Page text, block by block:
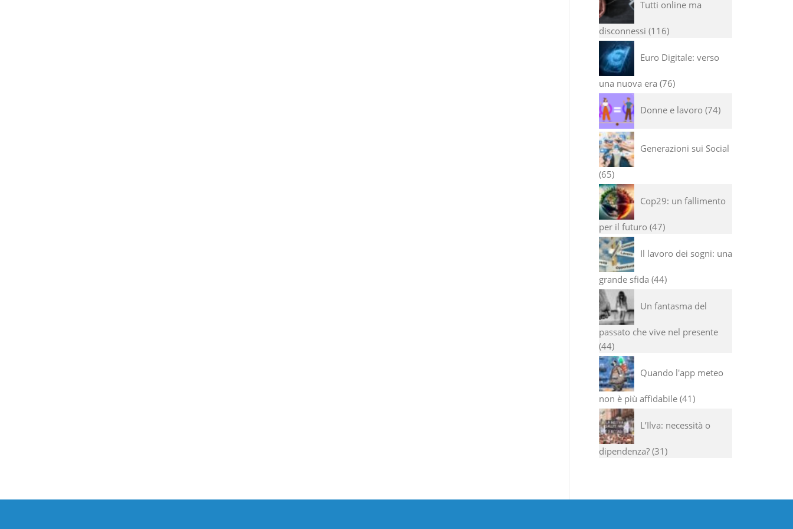
Tutti online ma
disconnessi 116
Euro Digitale: verso
una nuova era 76
Donne e lavoro 74
Generazioni sui Social
65
Cop29: un fallimento
per il futuro 47
Il lavoro dei sogni: una
grande sfida 44
Un fantasma del
passato che vive nel presente
44
Quando l'app meteo
non è più affidabile 41
L’Ilva: necessità o
dipendenza? 31